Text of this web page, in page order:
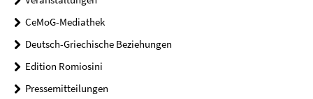
CeMoG-Mediathek
Deutsch-Griechische Beziehungen
Edition Romiosini
Pressemitteilungen